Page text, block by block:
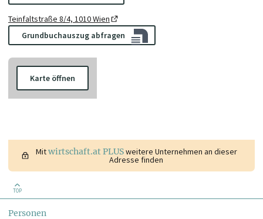
Teinfaltstraße 8/4, 1010 Wien
Grundbuchauszug abfragen
Karte öffnen
Mitwirtschaft.at PLUSweitere Unternehmen an dieser
Adresse finden
TOP
Personen